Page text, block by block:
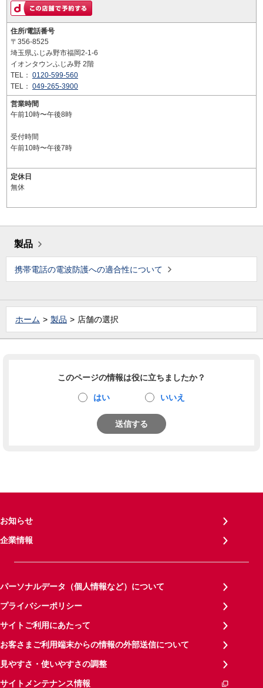
住所/電話番号
〒356-8525
埼玉県ふじみ野市福岡2-1-6
イオンタウンふじみ野 2階
TEL： 0120-599-560
TEL： 049-265-3900
営業時間
午前10時〜午後8時
受付時間
午前10時〜午後7時
定休日
無休
製品
携帯電話の電波防護への適合性について
ホーム 製品 店舗の選択
このページの情報は役に立ちましたか？
はい いいえ
送信する
お知らせ
企業情報
パーソナルデータ（個人情報など）について
プライバシーポリシー
サイトご利用にあたって
お客さまご利用端末からの情報の外部送信について
見やすさ・使いやすさの調整
サイトメンテナンス情報